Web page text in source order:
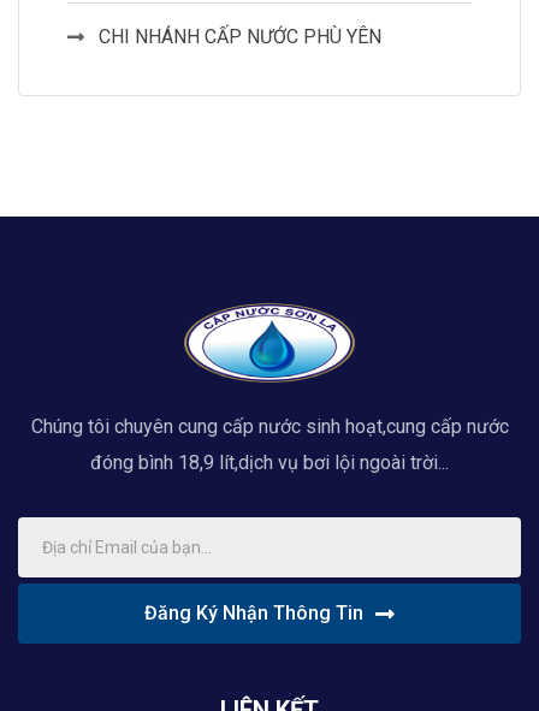
CHI NHÁNH CẤP NƯỚC PHÙ YÊN
Chúng tôi chuyên cung cấp nước sinh hoạt,cung cấp nước
đóng bình 18,9 lít,dịch vụ bơi lội ngoài trời...
Đăng Ký Nhận Thông Tin